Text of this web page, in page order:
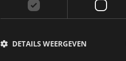
Heb je een
DETAILS WEERGEVEN